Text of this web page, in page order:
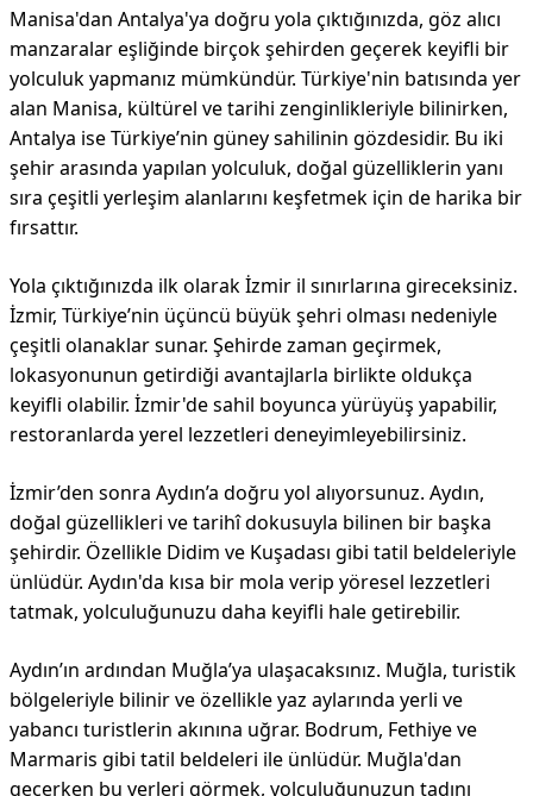
Manisa'dan Antalya'ya doğru yola çıktığınızda, göz alıcı
manzaralar eşliğinde birçok şehirden geçerek keyifli bir
yolculuk yapmanız mümkündür. Türkiye'nin batısında yer
alan Manisa, kültürel ve tarihi zenginlikleriyle bilinirken,
Antalya ise Türkiye’nin güney sahilinin gözdesidir. Bu iki
şehir arasında yapılan yolculuk, doğal güzelliklerin yanı
sıra çeşitli yerleşim alanlarını keşfetmek için de harika bir
fırsattır.
Yola çıktığınızda ilk olarak İzmir il sınırlarına gireceksiniz.
İzmir, Türkiye’nin üçüncü büyük şehri olması nedeniyle
çeşitli olanaklar sunar. Şehirde zaman geçirmek,
lokasyonunun getirdiği avantajlarla birlikte oldukça
keyifli olabilir. İzmir'de sahil boyunca yürüyüş yapabilir,
restoranlarda yerel lezzetleri deneyimleyebilirsiniz.
İzmir’den sonra Aydın’a doğru yol alıyorsunuz. Aydın,
doğal güzellikleri ve tarihî dokusuyla bilinen bir başka
şehirdir. Özellikle Didim ve Kuşadası gibi tatil beldeleriyle
ünlüdür. Aydın'da kısa bir mola verip yöresel lezzetleri
tatmak, yolculuğunuzu daha keyifli hale getirebilir.
Aydın’ın ardından Muğla’ya ulaşacaksınız. Muğla, turistik
bölgeleriyle bilinir ve özellikle yaz aylarında yerli ve
yabancı turistlerin akınına uğrar. Bodrum, Fethiye ve
Marmaris gibi tatil beldeleri ile ünlüdür. Muğla'dan
geçerken bu yerleri görmek, yolculuğunuzun tadını